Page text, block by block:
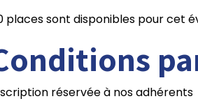
places sont disponibles pour cet
réservée à nos adhérents